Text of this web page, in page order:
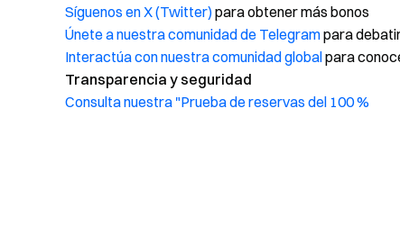
Síguenos en X (Twitter)para obtener más bonos
Únete a nuestra comunidad de Telegrampara
Interactúa con nuestra comunidad globalpara
Transparencia y seguridad
Consulta nuestra "Prueba de reservas del 100 %